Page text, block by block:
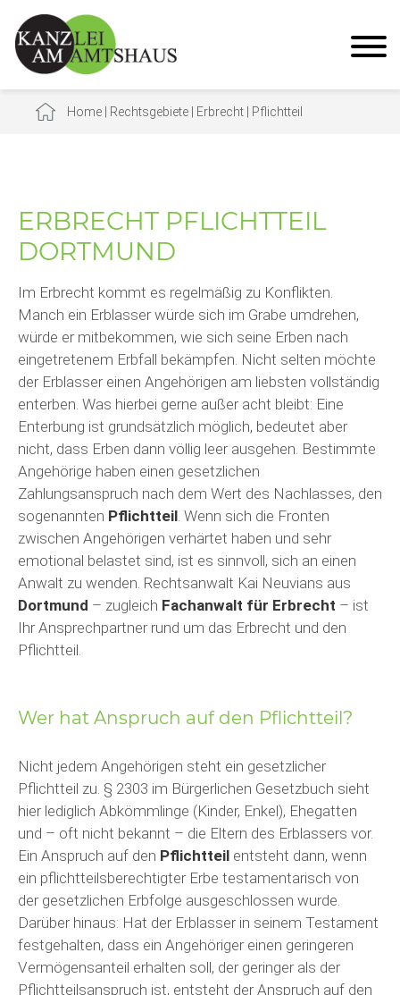
Home Rechtsgebiete Erbrecht Pflichtteil
ERBRECHT PFLICHTTEIL
DORTMUND
Im Erbrecht kommt es regelmäßig zu Konflikten.
Manch ein Erblasser würde sich im Grabe umdrehen,
würde er mitbekommen, wie sich seine Erben nach
eingetretenem Erbfall bekämpfen. Nicht selten möchte
der Erblasser einen Angehörigen am liebsten vollständig
enterben. Was hierbei gerne außer acht bleibt: Eine
Enterbung ist grundsätzlich möglich, bedeutet aber
nicht, dass Erben dann völlig leer ausgehen. Bestimmte
Angehörige haben einen gesetzlichen
Zahlungsanspruch nach dem Wert des Nachlasses, den
sogenannten Pflichtteil. Wenn sich die Fronten
zwischen Angehörigen verhärtet haben und sehr
emotional belastet sind, ist es sinnvoll, sich an einen
Anwalt zu wenden. Rechtsanwalt Kai Neuvians aus
Dortmund – zugleich Fachanwalt für Erbrecht – ist
Ihr Ansprechpartner rund um das Erbrecht und den
Pflichtteil.
Wer hat Anspruch auf den Pflichtteil?
Nicht jedem Angehörigen steht ein gesetzlicher
Pflichtteil zu. § 2303 im Bürgerlichen Gesetzbuch sieht
hier lediglich Abkömmlinge (Kinder, Enkel), Ehegatten
und – oft nicht bekannt – die Eltern des Erblassers vor.
Ein Anspruch auf den Pflichtteil entsteht dann, wenn
ein pflichtteilsberechtigter Erbe testamentarisch von
der gesetzlichen Erbfolge ausgeschlossen wurde.
Darüber hinaus: Hat der Erblasser in seinem Testament
festgehalten, dass ein Angehöriger einen geringeren
Vermögensanteil erhalten soll, der geringer als der
Pflichtteilsanspruch ist, entsteht der Anspruch auf den